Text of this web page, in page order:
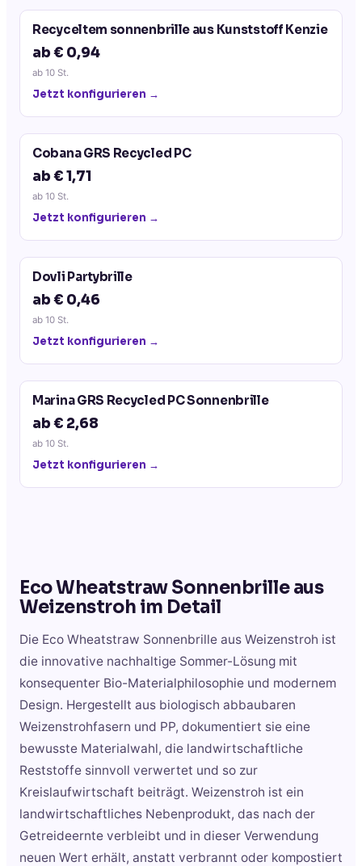
Recyceltem sonnenbrille aus Kunststoff Kenzie
ab € 0,94
ab 10 St.
Jetzt konfigurieren →
Cobana GRS Recycled PC
ab € 1,71
ab 10 St.
Jetzt konfigurieren →
Dovli Partybrille
ab € 0,46
ab 10 St.
Jetzt konfigurieren →
Marina GRS Recycled PC Sonnenbrille
ab € 2,68
ab 10 St.
Jetzt konfigurieren →
Eco Wheatstraw Sonnenbrille aus
Weizenstroh im Detail
Die Eco Wheatstraw Sonnenbrille aus Weizenstroh ist
die innovative nachhaltige Sommer-Lösung mit
konsequenter Bio-Materialphilosophie und modernem
Design. Hergestellt aus biologisch abbaubaren
Weizenstrohfasern und PP, dokumentiert sie eine
bewusste Materialwahl, die landwirtschaftliche
Reststoffe sinnvoll verwertet und so zur
Kreislaufwirtschaft beiträgt. Weizenstroh ist ein
landwirtschaftliches Nebenprodukt, das nach der
Getreideernte verbleibt und in dieser Verwendung
neuen Wert erhält, anstatt verbrannt oder kompostiert